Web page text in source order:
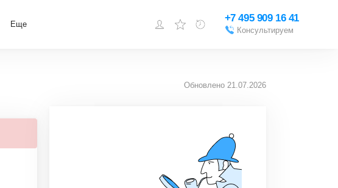
Еще
Добавить объект
+7 495 909 16 41
Консультируем
Обновлено 21.07.2026